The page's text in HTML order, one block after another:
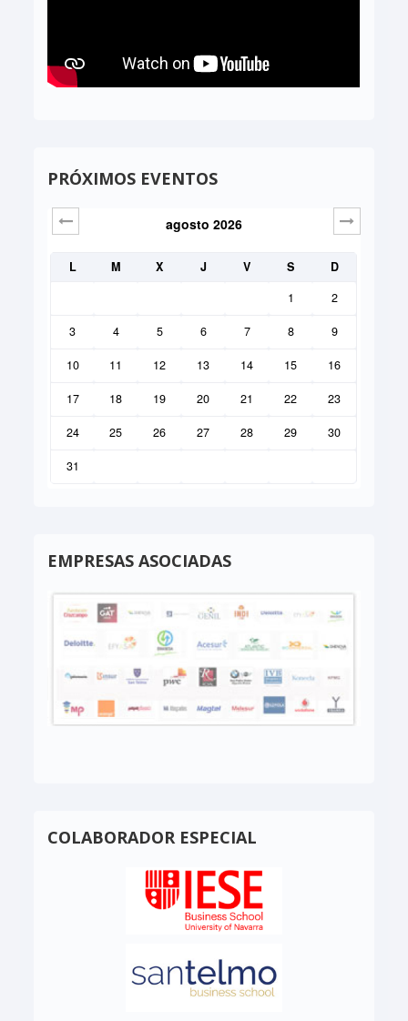
PRÓXIMOS EVENTOS
agosto 2026
L M X J V S
D
1
2
3 4 5 6 7 8 9
10 11 12 13 14 15 16
17 18 19 20 21 22 23
24 25 26 27 28 29 30
31
EMPRESAS ASOCIADAS
COLABORADOR ESPECIAL